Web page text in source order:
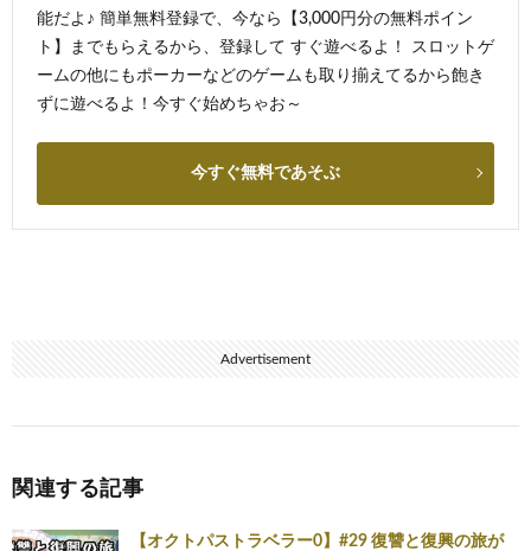
能だよ♪ 簡単無料登録で、今なら【3,000円分の無料ポイン
ト】までもらえるから、登録して すぐ遊べるよ！ スロットゲ
ームの他にもポーカーなどのゲームも取り揃えてるから飽き
ずに遊べるよ！今すぐ始めちゃお～
今すぐ無料であそぶ
Advertisement
関連する記事
【オクトパストラベラー0】#29 復讐と復興の旅が